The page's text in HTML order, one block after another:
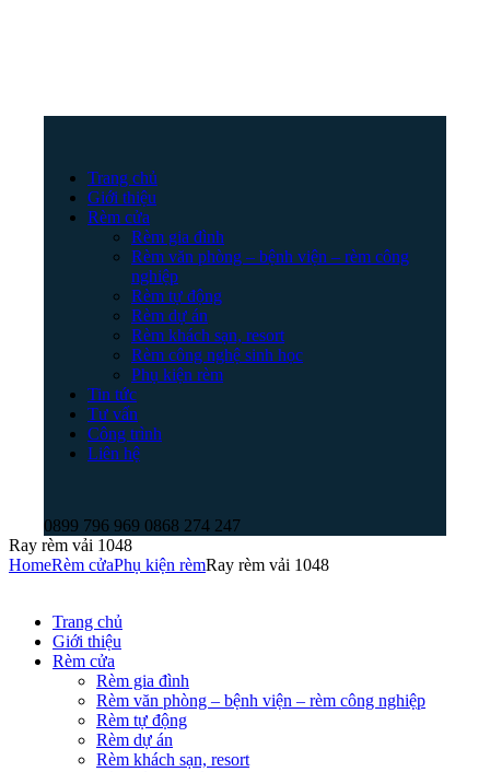
Trang chủ
Giới thiệu
Rèm cửa
Rèm gia đình
Rèm văn phòng – bệnh viện – rèm công
nghiệp
Rèm tự động
Rèm dự án
Rèm khách sạn, resort
Rèm công nghệ sinh học
Phụ kiện rèm
Tin tức
Tư vấn
Công trình
Liên hệ
0899 796 969 0868 274 247
Ray rèm vải 1048
HomeRèm cửaPhụ kiện rèmRay rèm vải 1048
Trang chủ
Giới thiệu
Rèm cửa
Rèm gia đình
Rèm văn phòng – bệnh viện – rèm công nghiệp
Rèm tự động
Rèm dự án
Rèm khách sạn, resort